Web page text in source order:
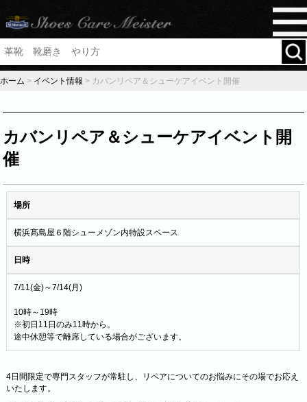
ホーム > イベント情報 > カバンリペア＆シューケアイベント開催
カバンリペア＆シューケアイベント開
催
場所
横浜髙島屋６階シューメゾン内特設スペース
日時
7/11(金)～7/14(月)
10時～19時
※初日11日のみ11時から。
途中休憩等で離席している場合がございます。
4日間限定で専門スタッフが常駐し、リペアについてのお悩みにその場でお応え
いたします。